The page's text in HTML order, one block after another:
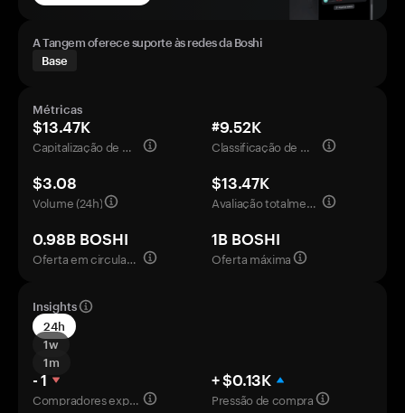
A Tangem oferece suporte às redes da Boshi
Base
Métricas
$13.47K
Capitalização de mercado
#9.52K
Classificação de mercado
$3.08
Volume (24h)
$13.47K
Avaliação totalmente diluída
0.98B BOSHI
Oferta em circulação
1B BOSHI
Oferta máxima
Insights
24h
1w
1m
- 1
Compradores experientes
+ $0.13K
Pressão de compra